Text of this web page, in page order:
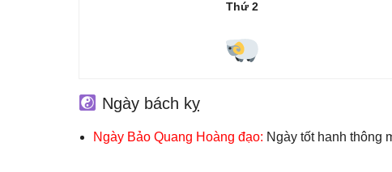
Thứ 2
Ngày bách kỵ
Ngày Bảo Quang Hoàng đạo: Ngày tốt hanh thông